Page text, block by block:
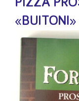
PIZZA